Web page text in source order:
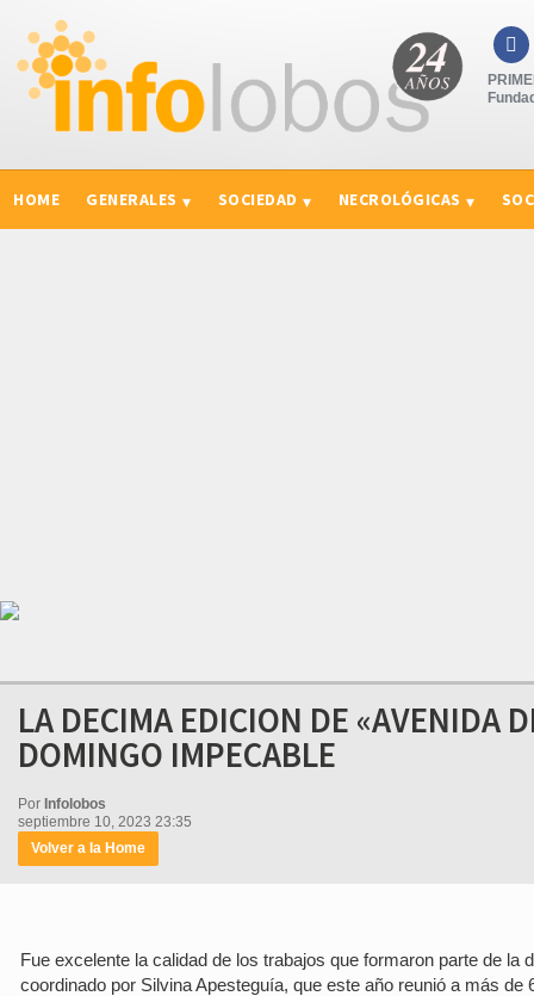

HOME GENERALES SOCIEDAD NECROLÓGICAS
LA DECIMA EDICION DE «AVENIDA
DOMINGO IMPECABLE
Por Infolobos
septiembre 10, 2023 23:35
Volver a la Home
Fue excelente la calidad de los trabajos que formaron parte de
coordinado por Silvina Apesteguía, que este año reunió a más